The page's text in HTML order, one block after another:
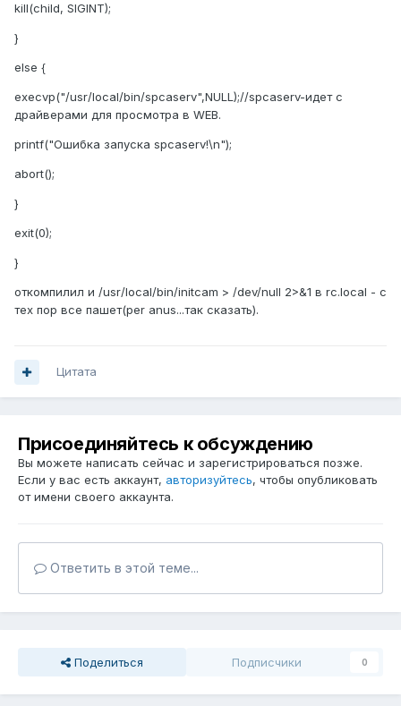
kill(child, SIGINT);
}
else {
execvp("/usr/local/bin/spcaserv",NULL);//spcaserv-идет с
драйверами для просмотра в WEB.
printf("Ошибка запуска spcaserv!\n");
abort();
}
exit(0);
}
откомпилил и /usr/local/bin/initcam > /dev/null 2>&1 в rc.local - с
тех пор все пашет(per anus...так сказать).
Цитата
Присоединяйтесь к обсуждению
Вы можете написать сейчас и зарегистрироваться позже.
Если у вас есть аккаунт, авторизуйтесь, чтобы опубликовать
от имени своего аккаунта.
Ответить в этой теме...
Поделиться Подписчики 0